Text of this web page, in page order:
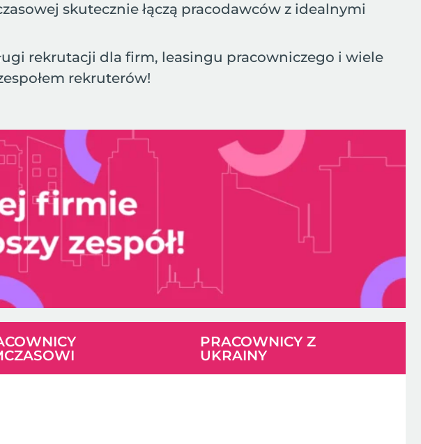
skutecznie łączą pracodawców z idealnymi
rekrutacji dla firm, leasingu pracowniczego i wiele
rekruterów!
PRACOWNICY Z
UKRAINY